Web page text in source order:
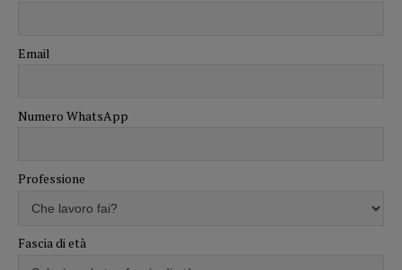
Email
Numero WhatsApp
Professione
Fascia di età